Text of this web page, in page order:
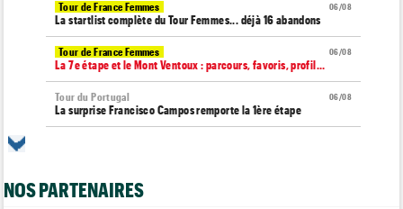
06/08
Tour de France Femmes
La startlist complète du Tour Femmes... déjà 16 abandons
06/08
Tour de France Femmes
La 7e étape et le Mont Ventoux : parcours, favoris, profil…
06/08
Tour du Portugal
La surprise Francisco Campos remporte la 1ère étape
Tour de France Femmes
NOS PARTENAIRES